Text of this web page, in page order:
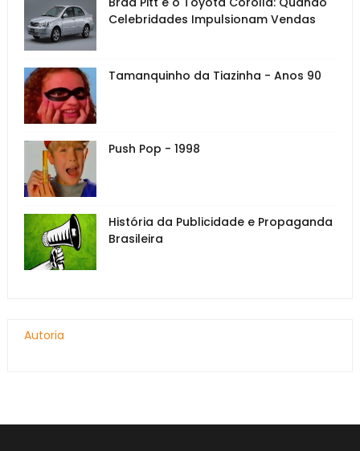
Celebridades Impulsionam Vendas
Tamanquinho da Tiazinha - Anos 90
Push Pop - 1998
História da Publicidade e Propaganda
Brasileira
Autoria